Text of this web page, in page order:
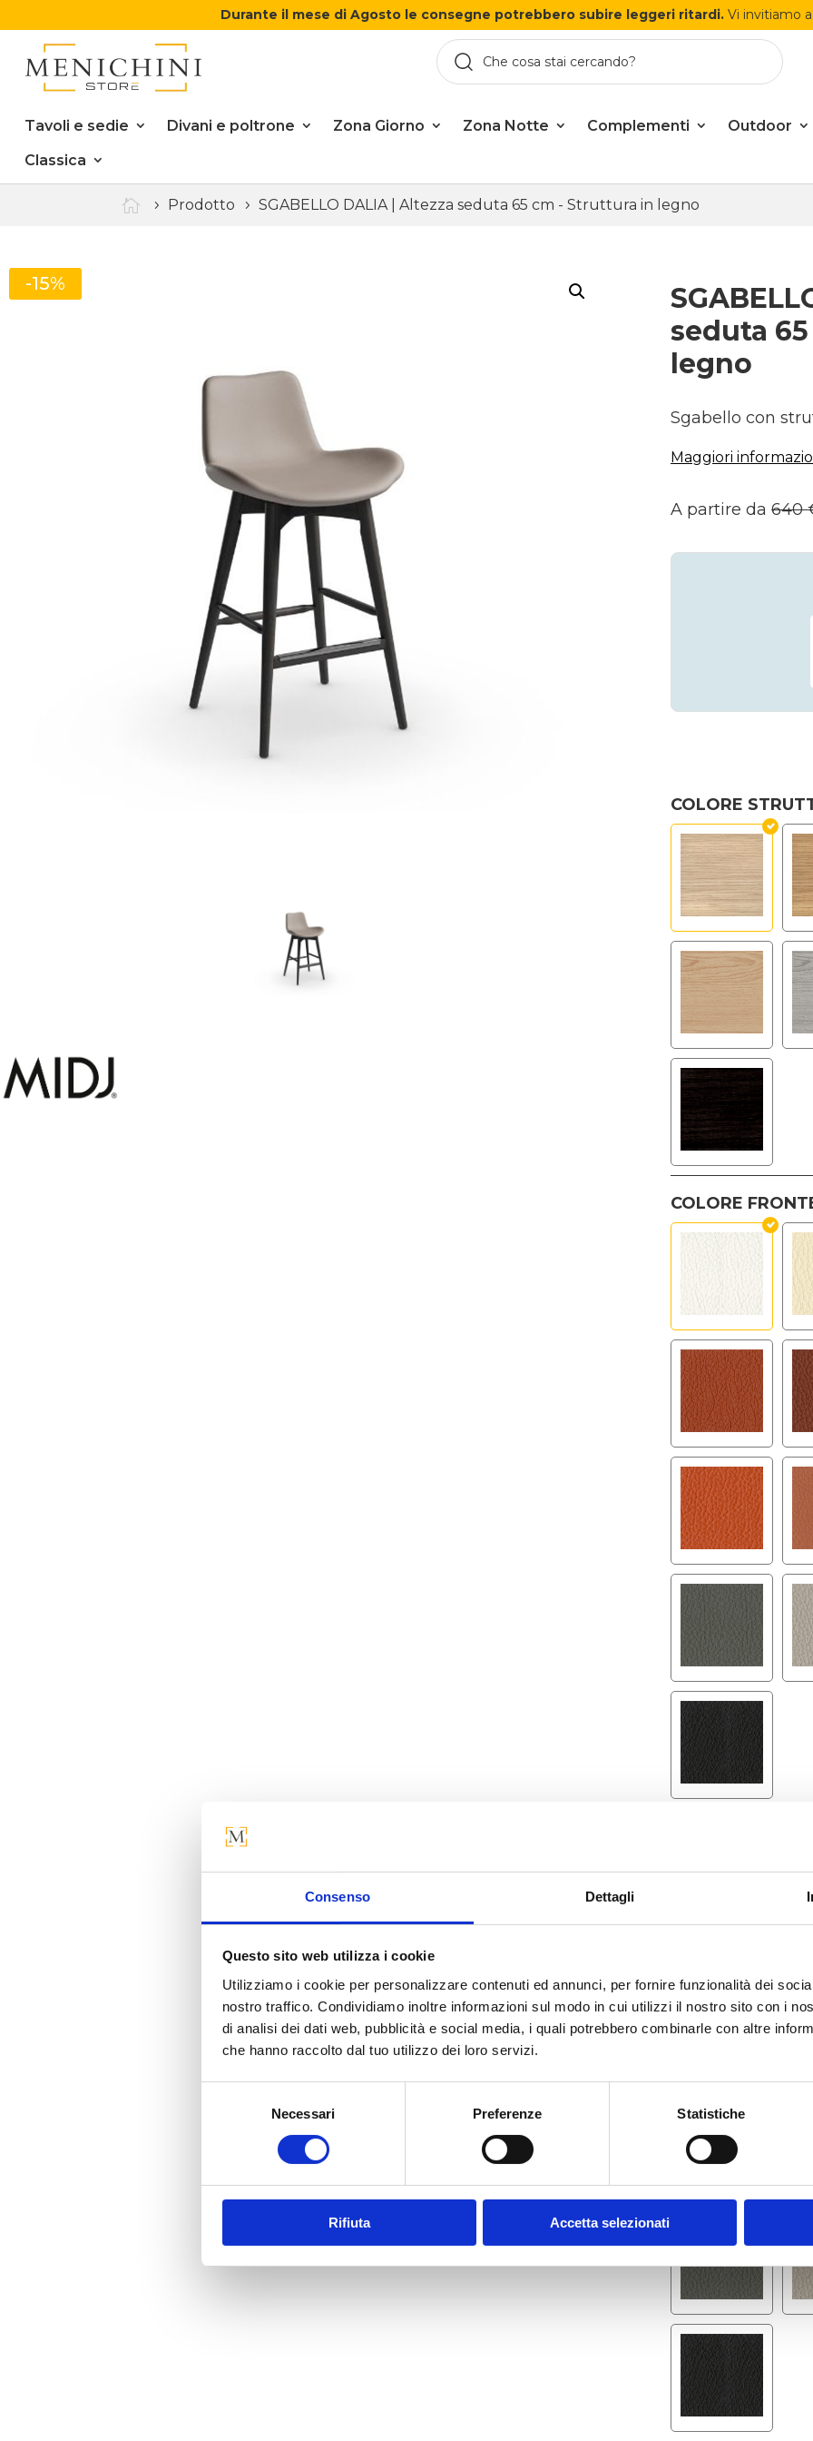
Consenso Dettagli
Questo sito web utilizza i cookie
Utilizziamo i cookie per personalizzare contenuti ed annunci, per fornire funzionalità dei
nostro traffico. Condividiamo inoltre informazioni sul modo in cui utilizzi il nostro sito con i
di analisi dei dati web, pubblicità e social media, i quali potrebbero combinarle con altre
che hanno raccolto dal tuo utilizzo dei loro servizi.
Necessari Preferenze Statistiche
Rifiuta Accetta selezionati
Durante il mese di Agosto le consegne potrebbero subire leggeri ritardi.Vi invitiamo
Tavoli e sedie Divani e poltrone Zona Giorno Zona Notte Complementi
Outdoor
Classica
 Prodotto SGABELLO DALIA | Altezza seduta 65 cm - Struttura in legno
-15%
seduta
legno
Sgabello con
Maggiori
A partire da640
COLORE
COLORE